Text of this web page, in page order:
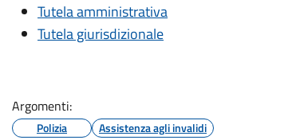
Tutela amministrativa
Tutela giurisdizionale
Argomenti:
Polizia Assistenza agli invalidi